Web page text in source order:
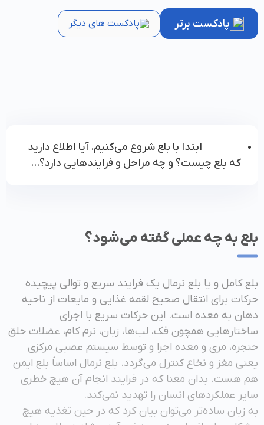
پادکست برتر پادکست های دیگر
ابتدا با بلع شروع می‌کنیم. آیا اطلاع دارید
که بلع چیست؟ و چه مراحل و فرایندهایی دارد؟...
بلع به چه عملی گفته می‌شود؟
بلع کامل و یا بلع نرمال یک فرایند سریع و توالی پیچیده
حرکات برای انتقال صحیح لقمه غذایی و مایعات از ناحیه
دهان به معده است. این حرکات سریع با اجرای
ساختارهایی همچون فک، لب‌ها، زبان، نرم کام، عضلات حلق
حنجره، مری و معده اجرا و توسط سیستم عصبی مرکزی
یعنی مغز و نخاع کنترل می‌گردد. بلع نرمال اساساً بلع ایمن
هم هست. بدان معنا که در فرایند انجام آن هیچ خطری
سایر عملکردهای انسان را تهدید نمی‌کند.
به زبان ساده‌تر می‌توان بیان کرد که در حین تغذیه هیچ